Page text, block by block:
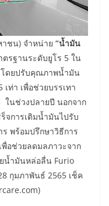
าชน) จำหน่าย “น้ำมัน
รฐานระดับยูโร 5 ใน
โดยปรับคุณภาพน้ำมัน
ท่า เพื่อช่วยบรรเทา
นช่วงปลายปี นอกจาก
จการเติมน้ำมันไปรับ
พร้อมปรึกษาวิธีการ
อช่วยลดมลภาวะจาก
น้ำมันหล่อลื่น Furio
กุมภาพันธ์ 2565 เช็ค